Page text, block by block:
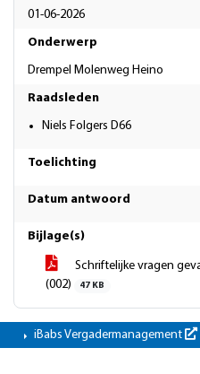
01-06-2026
Onderwerp
Drempel Molenweg Heino
Raadsleden
Niels Folgers D66
Toelichting
Datum antwoord
Bijlage(s)
Schriftelijke vragen
(002)
47 KB
iBabs Vergadermanagement